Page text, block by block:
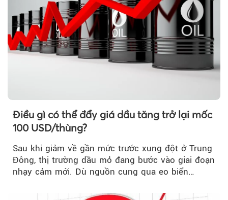
Điều gì có thể đẩy giá dầu tăng trở lại mốc
100 USD/thùng?
Sau khi giảm về gần mức trước xung đột ở Trung
Đông, thị trường dầu mỏ đang bước vào giai đoạn
nhạy cảm mới. Dù nguồn cung qua eo biển